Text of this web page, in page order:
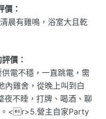
：
晨有雞鳴，浴室大且乾
價：
電不穩，一直跳電，需
雞舍，從晚上叫到白
不睡，打牌、喝酒、聊
。<r>5.營主自家Party